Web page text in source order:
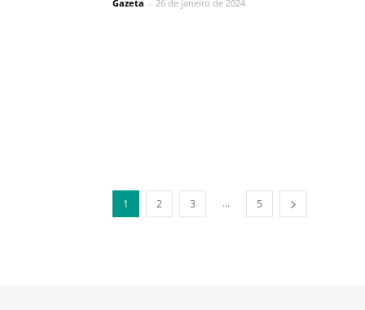
Gazeta - 26 de janeiro de 2024
1 2 3 ... 5